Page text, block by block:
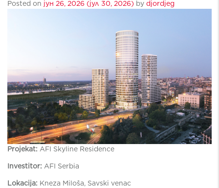
Posted on јун 26, 2026 (јул 30, 2026) by djordjeg
Projekat: AFI Skyline Residence
Investitor: AFI Serbia
Lokacija: Kneza Miloša, Savski venac